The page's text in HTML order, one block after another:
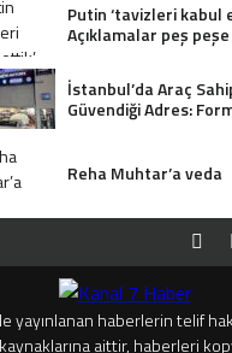
Putin ‘tavizleri kabul
Açıklamalar peş
İstanbul’da Araç
Güvendiği Adres:
Reha Muhtar’a veda
yayınlanan haberlerin telif
aittir, haberleri